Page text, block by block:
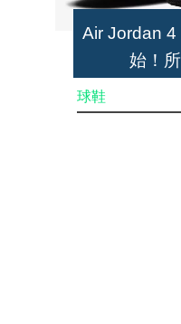
Air Jordan
始！
球鞋